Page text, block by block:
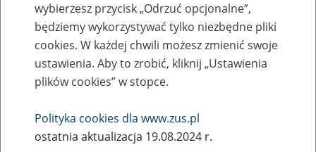
Zaproś ZUS do siebie - zakładanie profili
eZUS w siedzibie Twojej firmy
Rodzaj wydarzenia
Szkolenia
wybierzesz przycisk „Odrzuć opcjonalne”,
będziemy wykorzystywać tylko niezbędne pliki
cookies. W każdej chwili możesz zmienić swoje
ustawienia. Aby to zrobić, kliknij „Ustawienia
plików cookies” w stopce.
Polityka cookies dla www.zus.pl
ostatnia aktualizacja 19.08.2024 r.